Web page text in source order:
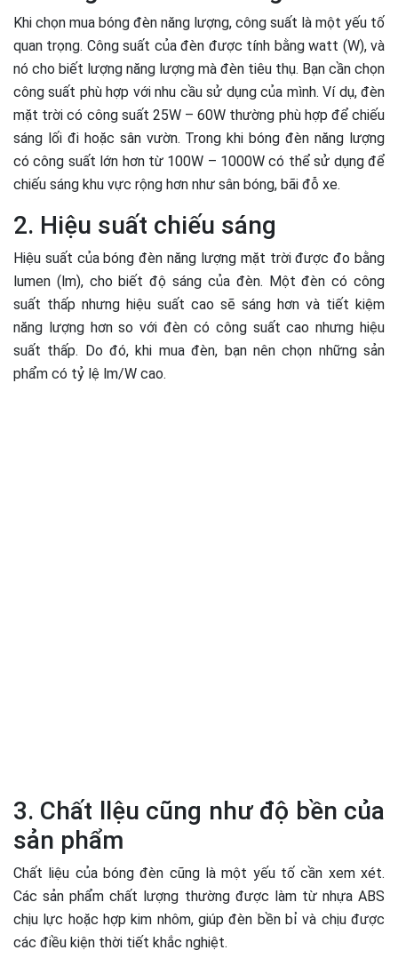
Khi chọn mua bóng đèn năng lượng, công suất là một yếu tố
quan trọng. Công suất của đèn được tính bằng watt (W), và
nó cho biết lượng năng lượng mà đèn tiêu thụ. Bạn cần chọn
công suất phù hợp với nhu cầu sử dụng của mình. Ví dụ, đèn
mặt trời có công suất 25W – 60W thường phù hợp để chiếu
sáng lối đi hoặc sân vườn. Trong khi bóng đèn năng lượng
có công suất lớn hơn từ 100W – 1000W có thể sử dụng để
chiếu sáng khu vực rộng hơn như sân bóng, bãi đỗ xe.
2. Hiệu suất chiếu sáng
Hiệu suất của bóng đèn năng lượng mặt trời được đo bằng
lumen (lm), cho biết độ sáng của đèn. Một đèn có công
suất thấp nhưng hiệu suất cao sẽ sáng hơn và tiết kiệm
năng lượng hơn so với đèn có công suất cao nhưng hiệu
suất thấp. Do đó, khi mua đèn, bạn nên chọn những sản
phẩm có tỷ lệ lm/W cao.
3. Chất llệu cũng như độ bền của
sản phẩm
Chất liệu của bóng đèn cũng là một yếu tố cần xem xét.
Các sản phẩm chất lượng thường được làm từ nhựa ABS
chịu lực hoặc hợp kim nhôm, giúp đèn bền bỉ và chịu được
các điều kiện thời tiết khắc nghiệt.